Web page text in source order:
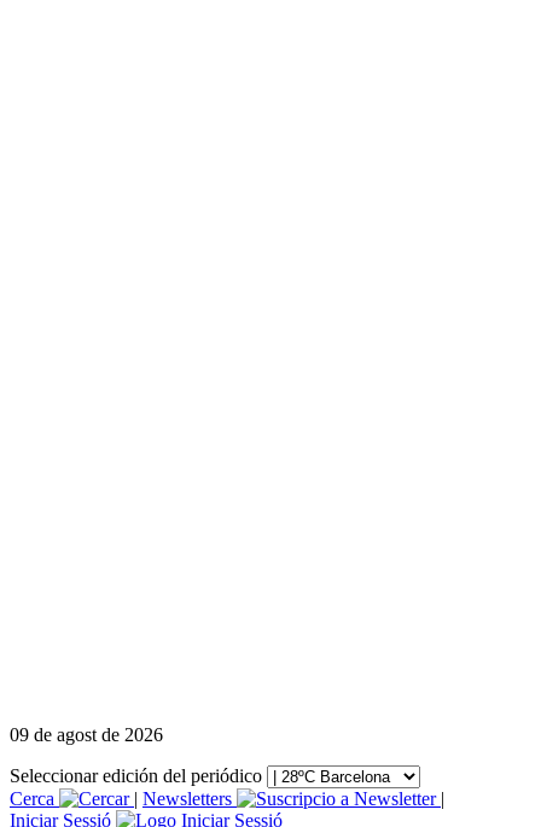
09 de agost de 2026
Seleccionar edición del periódico
Cerca
| Newsletters
|
Iniciar Sessió